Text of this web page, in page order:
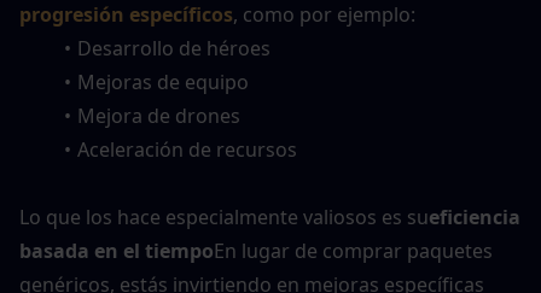
progresión específicos, como por ejemplo:
Desarrollo de héroes
Mejoras de equipo
Mejora de drones
Aceleración de recursos
Lo que los hace especialmente valiosos es sueficiencia
basada en el tiempoEn lugar de comprar paquetes
genéricos, estás invirtiendo en mejoras específicas